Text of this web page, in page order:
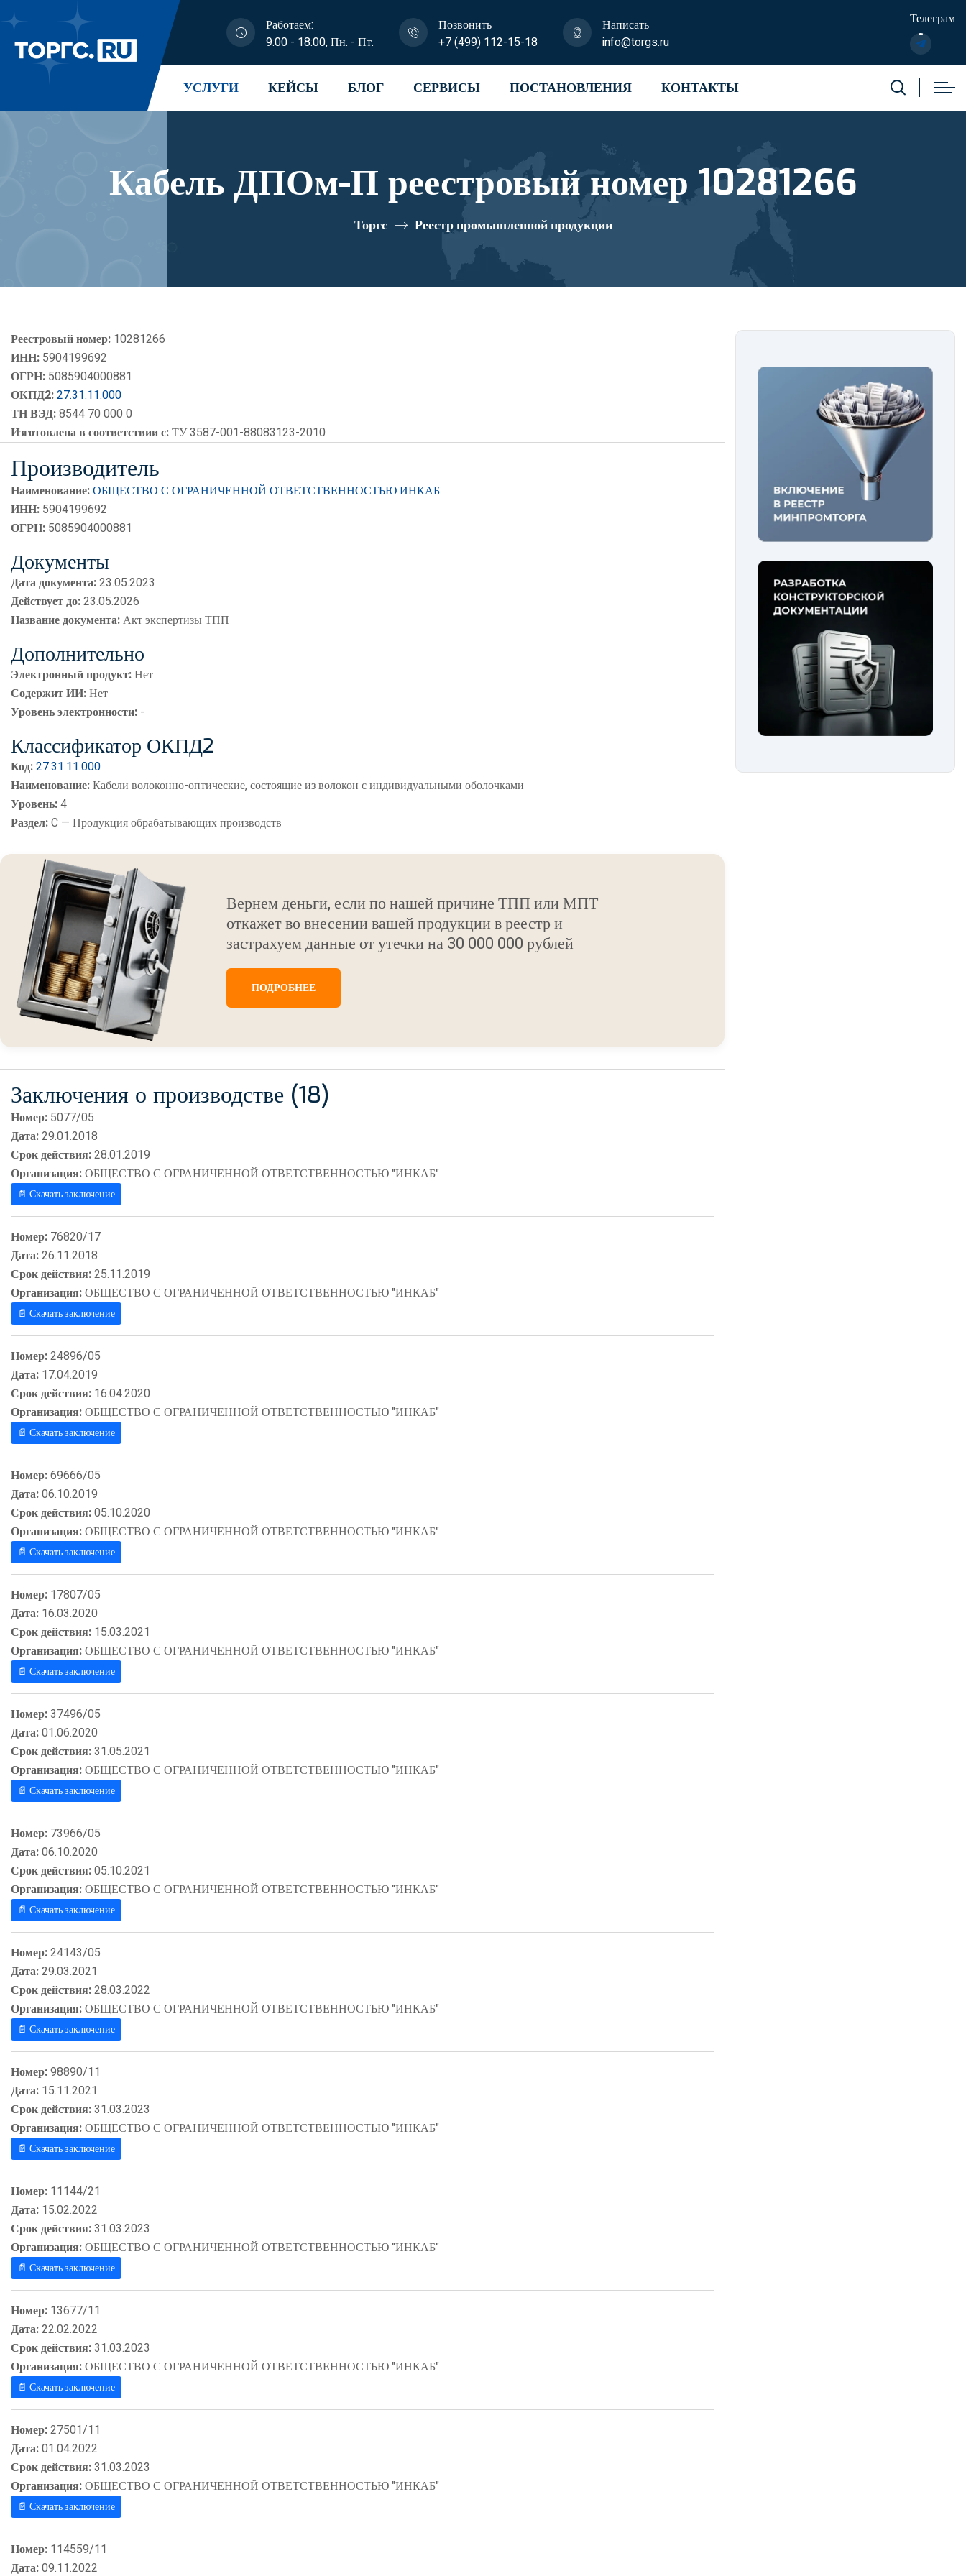
Работаем:
9:00 - 18:00, Пн. - Пт.
Позвонить
+7 (499) 112-15-18
Написать
info@torgs.ru
Телеграм
УСЛУГИ КЕЙСЫ БЛОГ СЕРВИСЫ ПОСТАНОВЛЕНИЯ КОНТАКТЫ
Кабель ДПОм-П реестровый номер 10281266
Торгс Реестр промышленной продукции
Реестровый номер: 10281266
ИНН: 5904199692
ОГРН: 5085904000881
ОКПД2:27.31.11.000
ТН ВЭД:8544 70 000 0
Изготовлена в соответствии с:ТУ 3587-001-88083123-2010
Производитель
Наименование:ОБЩЕСТВО С ОГРАНИЧЕННОЙ ОТВЕТСТВЕННОСТЬЮ ИНКАБ
ИНН: 5904199692
ОГРН: 5085904000881
Документы
Дата документа:23.05.2023
Действует до:23.05.2026
Название документа:Акт экспертизы ТПП
Дополнительно
Электронный продукт:Нет
Содержит ИИ:Нет
Уровень электронности: -
Классификатор ОКПД2
Код:27.31.11.000
Наименование:Кабели волоконно-оптические, состоящие из волокон с индивидуальными оболочками
Уровень:4
Раздел:C — Продукция обрабатывающих производств
Вернем деньги, если по нашей причине ТПП или МПТ
откажет во внесении вашей продукции в реестр и
застрахуем данные от утечки на 30 000 000 рублей
ПОДРОБНЕЕ
Заключения о производстве (18)
Номер: 5077/05
Дата:29.01.2018
Срок действия:28.01.2019
Организация:ОБЩЕСТВО С ОГРАНИЧЕННОЙ ОТВЕТСТВЕННОСТЬЮ "ИНКАБ"
📄 Скачать заключение
Номер: 76820/17
Дата:26.11.2018
Срок действия:25.11.2019
Организация:ОБЩЕСТВО С ОГРАНИЧЕННОЙ ОТВЕТСТВЕННОСТЬЮ "ИНКАБ"
📄 Скачать заключение
Номер:24896/05
Дата: 17.04.2019
Срок действия: 16.04.2020
Организация:ОБЩЕСТВО С ОГРАНИЧЕННОЙ ОТВЕТСТВЕННОСТЬЮ "ИНКАБ"
📄 Скачать заключение
Номер:69666/05
Дата:06.10.2019
Срок действия:05.10.2020
Организация:ОБЩЕСТВО С ОГРАНИЧЕННОЙ ОТВЕТСТВЕННОСТЬЮ "ИНКАБ"
📄 Скачать заключение
Номер: 17807/05
Дата: 16.03.2020
Срок действия: 15.03.2021
Организация:ОБЩЕСТВО С ОГРАНИЧЕННОЙ ОТВЕТСТВЕННОСТЬЮ "ИНКАБ"
📄 Скачать заключение
Номер:37496/05
Дата:01.06.2020
Срок действия:31.05.2021
Организация:ОБЩЕСТВО С ОГРАНИЧЕННОЙ ОТВЕТСТВЕННОСТЬЮ "ИНКАБ"
📄 Скачать заключение
Номер: 73966/05
Дата:06.10.2020
Срок действия:05.10.2021
Организация:ОБЩЕСТВО С ОГРАНИЧЕННОЙ ОТВЕТСТВЕННОСТЬЮ "ИНКАБ"
📄 Скачать заключение
Номер:24143/05
Дата:29.03.2021
Срок действия:28.03.2022
Организация:ОБЩЕСТВО С ОГРАНИЧЕННОЙ ОТВЕТСТВЕННОСТЬЮ "ИНКАБ"
📄 Скачать заключение
Номер:98890/11
Дата: 15.11.2021
Срок действия:31.03.2023
Организация:ОБЩЕСТВО С ОГРАНИЧЕННОЙ ОТВЕТСТВЕННОСТЬЮ "ИНКАБ"
📄 Скачать заключение
Номер: 11144/21
Дата: 15.02.2022
Срок действия:31.03.2023
Организация:ОБЩЕСТВО С ОГРАНИЧЕННОЙ ОТВЕТСТВЕННОСТЬЮ "ИНКАБ"
📄 Скачать заключение
Номер: 13677/11
Дата:22.02.2022
Срок действия:31.03.2023
Организация:ОБЩЕСТВО С ОГРАНИЧЕННОЙ ОТВЕТСТВЕННОСТЬЮ "ИНКАБ"
📄 Скачать заключение
Номер:27501/11
Дата:01.04.2022
Срок действия:31.03.2023
Организация:ОБЩЕСТВО С ОГРАНИЧЕННОЙ ОТВЕТСТВЕННОСТЬЮ "ИНКАБ"
📄 Скачать заключение
Номер: 114559/11
Дата:09.11.2022